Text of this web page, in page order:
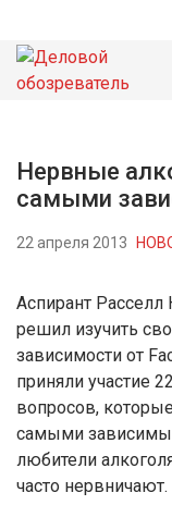
НОВОСТИ
Нервные
самыми
22 апреля 2013
Аспирант Расселл
решил изучить
зависимости от
приняли участие
вопросов,
самыми
любители
часто нервничают.